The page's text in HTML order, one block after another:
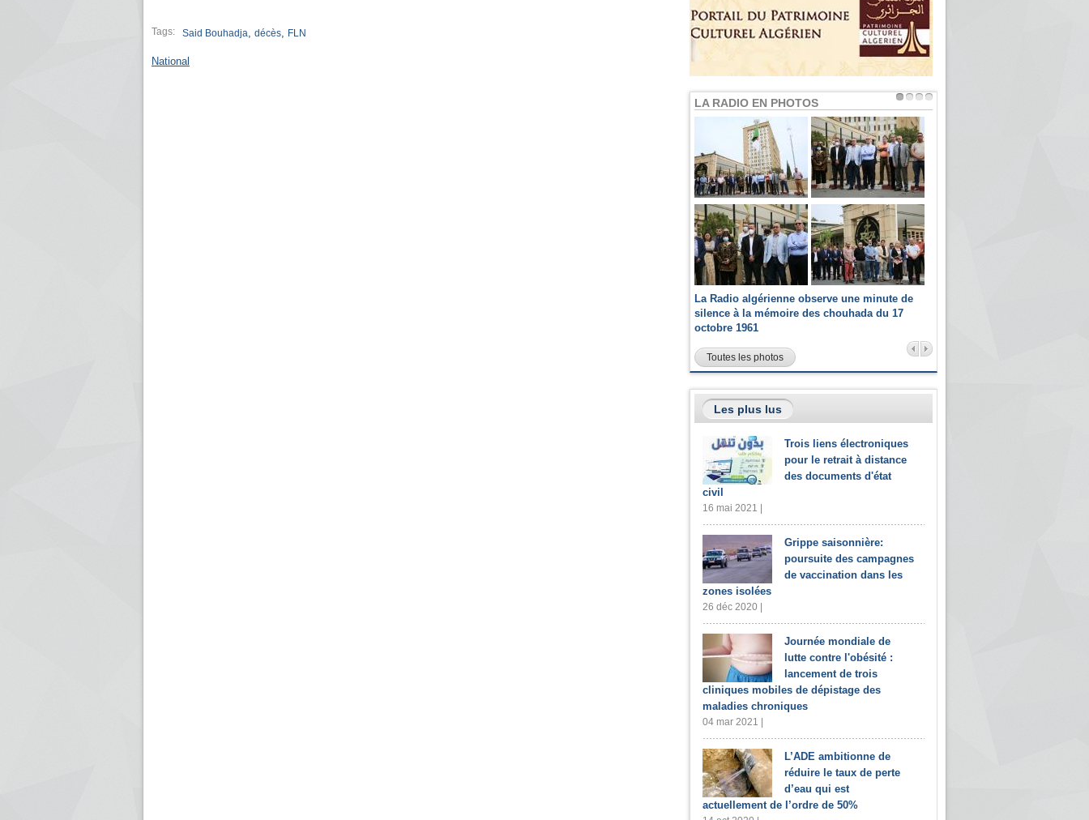
Tags: Said Bouhadja, décès, FLN
National
LA RADIO EN PHOTOS
La Radio algérienne observe une minute de
silence à la mémoire des chouhada du 17
octobre 1961
Toutes les photos
Les plus lus
Trois liens électroniques
pour le retrait à distance
des documents d'état
civil
16 mai 2021 |
Grippe saisonnière:
poursuite des campagnes
de vaccination dans les
zones isolées
26 déc 2020 |
Journée mondiale de
lutte contre l'obésité :
lancement de trois
cliniques mobiles de dépistage des
maladies chroniques
04 mar 2021 |
L’ADE ambitionne de
réduire le taux de perte
d’eau qui est
actuellement de l’ordre de 50%